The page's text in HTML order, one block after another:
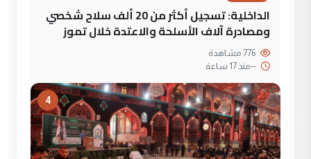
الداخلية: تسجيل أكثر من 20 ألف سلاح شخصي
ومصادرة آلاف الأسلحة والاعتدة خلال تموز
--منذ 17 ساعة
4